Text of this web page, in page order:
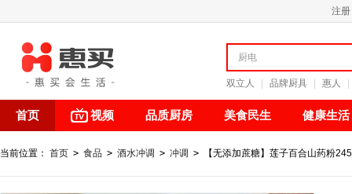
注册
双立人 品牌厨具 惠人
首页 视频 品质厨房 美食民生 健康生活
当前位置： 首页 > 食品 > 酒水冲调 > 冲调 > 【无添加蔗糖】莲子百合山药粉